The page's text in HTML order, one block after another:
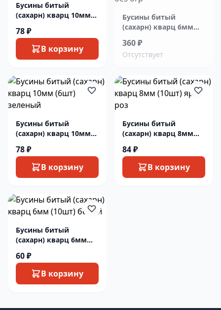
Бусины битый
(сахарн) кварц 10мм
78 ₽
В корзину
Бусины битый
(сахарн) кварц 6мм
360 ₽
Отсутствует
Бусины битый
(сахарн) кварц 10мм
78 ₽
В корзину
Бусины битый
(сахарн) кварц 8мм
84 ₽
В корзину
Бусины битый
(сахарн) кварц 6мм
60 ₽
В корзину